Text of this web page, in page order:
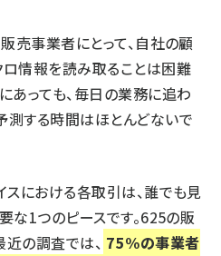
売事業者にとって、自社の顧
情報を読み取ることは困難
あっても、毎日の業務に追わ
する時間はほとんどないで
スにおける各取引は、誰でも見
な1つのピースです。625の販
の調査では、 75%の事業者